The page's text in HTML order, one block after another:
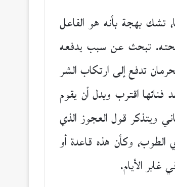
تشك بهجة بأنه هو الفاعل
تبحث عن سبب يدفعه
تدفع إلى ارتكاب الشر
اقترب وبدل أن يقوم
ويتذكر قول العجوز الذي
الطوب، وكأن هذه قاعدة أو
الأيام.